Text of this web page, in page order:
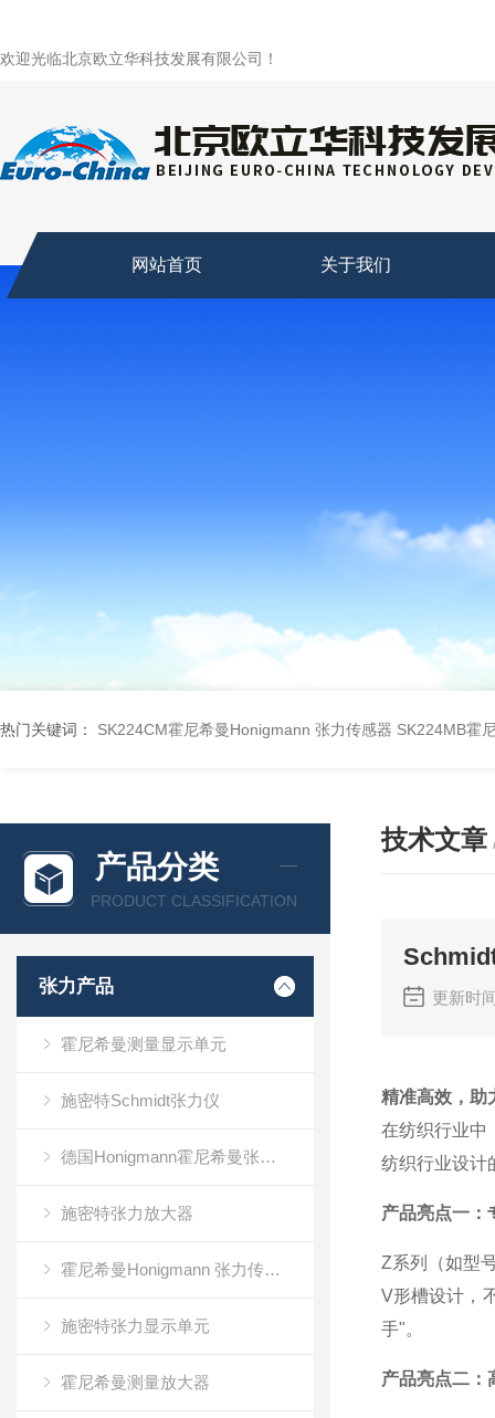
欢迎光临北京欧立华科技发展有限公司！
网站首页 关于我们
热门关键词： SK224CM霍尼希曼Honigmann 张力传感器 SK224MB霍
产品分类
PRODUCT CLASSIFICATION
张力产品
霍尼希曼测量显示单元
施密特Schmidt张力仪
德国Honigmann霍尼希曼张力仪
施密特张力放大器
霍尼希曼Honigmann 张力传感器RFS系列
施密特张力显示单元
霍尼希曼测量放大器
技术文章
更新时
精准高效，助
在纺织行业中
纺织行业设计
产品亮点一：
Z系列（如型
V形槽设计，
手"。
产品亮点二：